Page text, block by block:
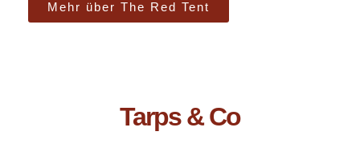
Mehr über The Red Tent
Tarps & Co